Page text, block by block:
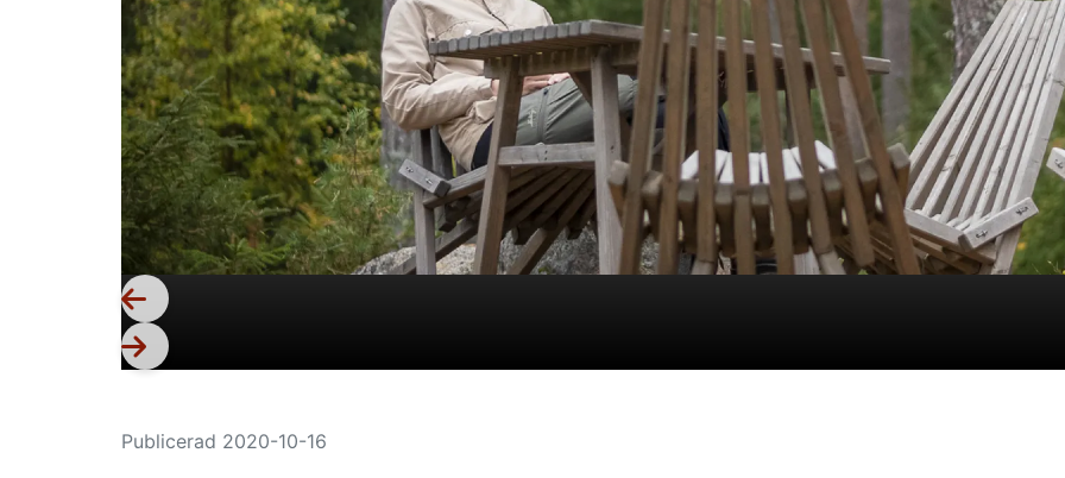
Publicerad 2020-10-16